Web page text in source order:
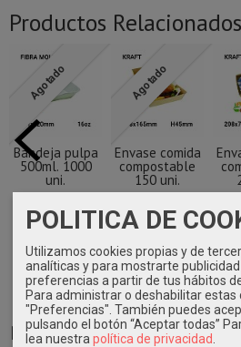
Marcas
Productos Relacionados
Agotado
Bandeja pulpa
500ml. 1000
uni.
95,47 €
Agotado
Envase comida
compostable
150 uni.
54,98 €
POLITICA DE
Utilizamos cookies propias y de
analíticas y para mostrarte
preferencias a partir de tus hábitos
Para administrar o deshabilitar estas
"Preferencias". También puedes
pulsando el botón “Aceptar todas”
lea nuestra política de privacidad